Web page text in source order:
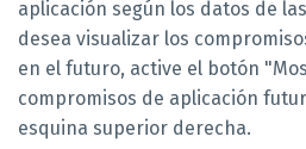
aplicación según los datos de
desea visualizar los
en el futuro, active el botón
compromisos de aplicación
esquina superior derecha.